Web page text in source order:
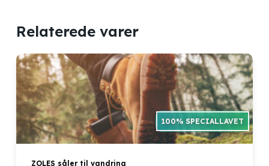
Relaterede varer
ZOLES såler til vandring